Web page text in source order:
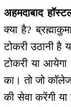
अहमदाबाद
क्या है?
टोकरी उठानी है
टोकरी या
का। तो जो कॉलेज
की सेवा करेंगी